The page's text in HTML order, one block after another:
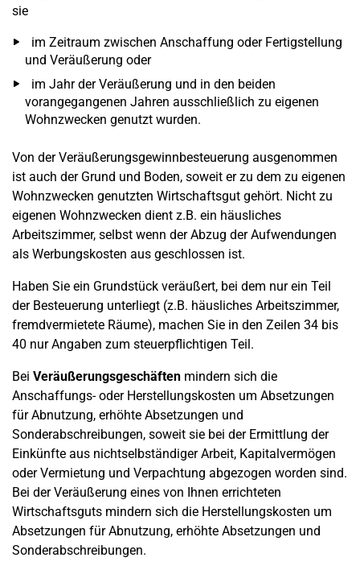
sie
im Zeitraum zwischen Anschaffung oder Fertigstellung
und Veräußerung oder
im Jahr der Veräußerung und in den beiden
vorangegangenen Jahren ausschließlich zu eigenen
Wohnzwecken genutzt wurden.
Von der Veräußerungsgewinnbesteuerung ausgenommen
ist auch der Grund und Boden, soweit er zu dem zu eigenen
Wohnzwecken genutzten Wirtschaftsgut gehört. Nicht zu
eigenen Wohnzwecken dient z.B. ein häusliches
Arbeitszimmer, selbst wenn der Abzug der Aufwendungen
als Werbungskosten aus geschlossen ist.
Haben Sie ein Grundstück veräußert, bei dem nur ein Teil
der Besteuerung unterliegt (z.B. häusliches Arbeitszimmer,
fremdvermietete Räume), machen Sie in den Zeilen 34 bis
40 nur Angaben zum steuerpflichtigen Teil.
Bei Veräußerungsgeschäften mindern sich die
Anschaffungs- oder Herstellungskosten um Absetzungen
für Abnutzung, erhöhte Absetzungen und
Sonderabschreibungen, soweit sie bei der Ermittlung der
Einkünfte aus nichtselbständiger Arbeit, Kapitalvermögen
oder Vermietung und Verpachtung abgezogen worden sind.
Bei der Veräußerung eines von Ihnen errichteten
Wirtschaftsguts mindern sich die Herstellungskosten um
Absetzungen für Abnutzung, erhöhte Absetzungen und
Sonderabschreibungen.